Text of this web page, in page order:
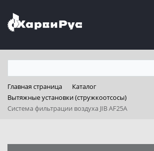
Главная страница
Каталог
Вытяжные установки (стружкоотсосы)
Система фильтрации воздуха JIB AF25A